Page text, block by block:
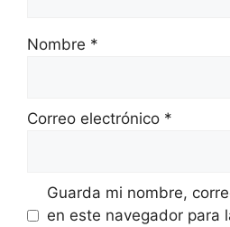
Nombre *
Correo electrónico *
Guarda mi nombre,
en este navegador para